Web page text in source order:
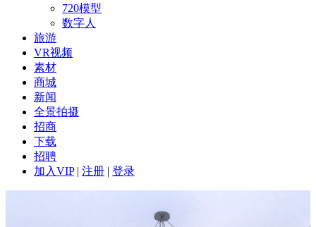
720模型
数字人
旅游
VR视频
素材
商城
新闻
全景拍摄
招商
下载
招聘
加入VIP | 注册 | 登录